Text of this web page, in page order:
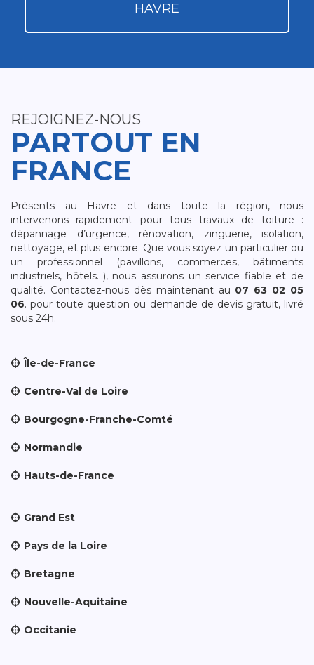
HAVRE
REJOIGNEZ-NOUS
PARTOUT EN
FRANCE
Présents au Havre et dans toute la région, nous
intervenons rapidement pour tous travaux de toiture :
dépannage d’urgence, rénovation, zinguerie, isolation,
nettoyage, et plus encore. Que vous soyez un particulier ou
un professionnel (pavillons, commerces, bâtiments
industriels, hôtels…), nous assurons un service fiable et de
qualité. Contactez-nous dès maintenant au 07 63 02 05
06. pour toute question ou demande de devis gratuit, livré
sous 24h.
Île-de-France
Centre-Val de Loire
Bourgogne-Franche-Comté
Normandie
Hauts-de-France
Grand Est
Pays de la Loire
Bretagne
Nouvelle-Aquitaine
Occitanie